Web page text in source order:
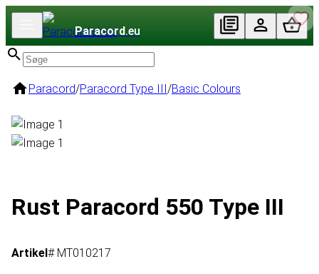
Paracord.eu
Paracord/Paracord Type III/Basic Colours
Rust Paracord 550 Type III
Artikel# MT010217